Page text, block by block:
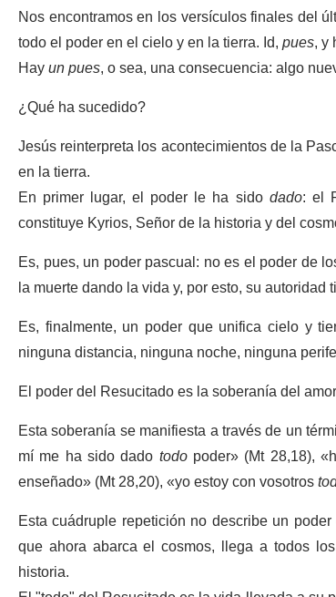
Nos encontramos en los versículos finales del
todo el poder en el cielo y en la tierra. Id,pues,
Hayun pues, o sea, una consecuencia: algo
¿Qué ha sucedido?
Jesús reinterpreta los acontecimientos de la
en la tierra.
En primer lugar, el poder le ha sido dado: el
constituye Kyrios, Señor de la historia y del
Es, pues, un poder pascual: no es el poder de
la muerte dando la vida y, por esto, su
Es, finalmente, un poder que unifica cielo y
ninguna distancia, ninguna noche, ninguna
El poder del Resucitado es la soberanía del
Esta soberanía se manifiesta a través de un
mí me ha sido dado todo poder» (Mt 28,18),
enseñado» (Mt 28,20), «yo estoy con vosotros
Esta cuádruple repetición no describe un
que ahora abarca el cosmos, llega a todos
historia.